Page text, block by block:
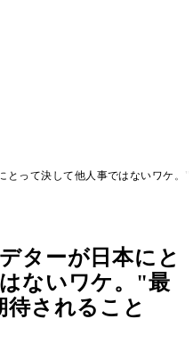
とって決して他人事ではないワケ
ターが日本にと
ないワケ。"最
されること